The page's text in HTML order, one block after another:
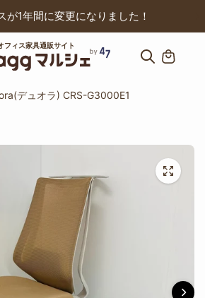
が1年間に変更になりました！
フィス家具通販サイト
デュオラ) CRS-G3000E1